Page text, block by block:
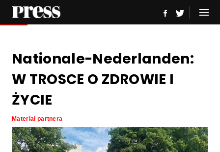
Nationale-Nederlanden:
W TROSCE O ZDROWIE I
ŻYCIE
Materiał partnera